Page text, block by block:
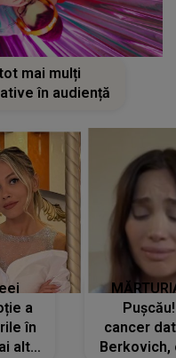
mai mulți
în audiență
a
în
altă
cancer
Berkovich,